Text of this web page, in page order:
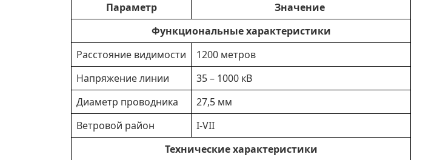
Параметр
Значение
Функциональные характеристики
Расстояние видимости
1200 метров
Напряжение линии
35 – 1000 кВ
Диаметр проводника
27,5 мм
Ветровой район
I-VII
Технические характеристики